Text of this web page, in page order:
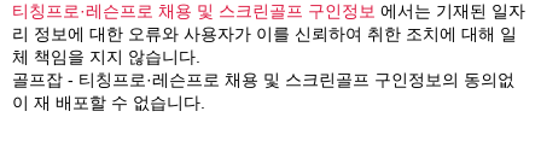
티칭프로·레슨프로 채용 및 스크린골프 구인정보 에서는 기재된 일자
리 정보에 대한 오류와 사용자가 이를 신뢰하여 취한 조치에 대해 일
체 책임을 지지 않습니다.
골프잡 - 티칭프로·레슨프로 채용 및 스크린골프 구인정보의 동의없
이 재 배포할 수 없습니다.